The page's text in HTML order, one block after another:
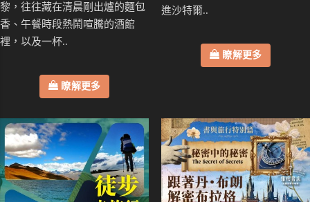
黎，往往藏在清晨剛出爐的麵包
香、午餐時段熱鬧喧騰的酒館
裡，以及一杯..
瞭解更多
進沙特爾..
瞭解更多